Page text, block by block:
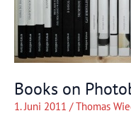
Books on
1. Juni 2011 /Thomas